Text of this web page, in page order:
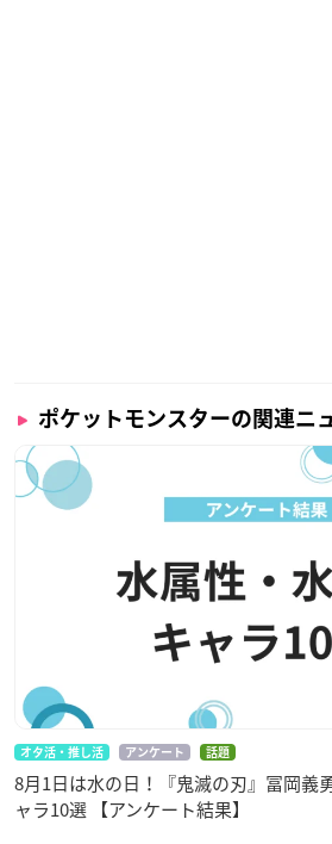
ポケットモンスターの関連ニ
オタ活・推し活 アンケート 話題
8月1日は水の日！『鬼滅の刃』冨岡義
ャラ10選 【アンケート結果】